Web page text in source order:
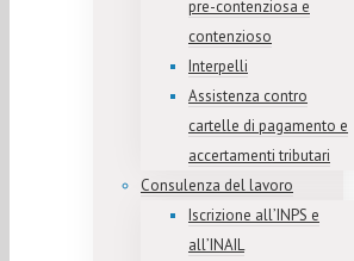
pre-contenziosa e
contenzioso
Interpelli
Assistenza contro
cartelle di pagamento e
accertamenti tributari
Consulenza del lavoro
Iscrizione all’INPS e
all’INAIL